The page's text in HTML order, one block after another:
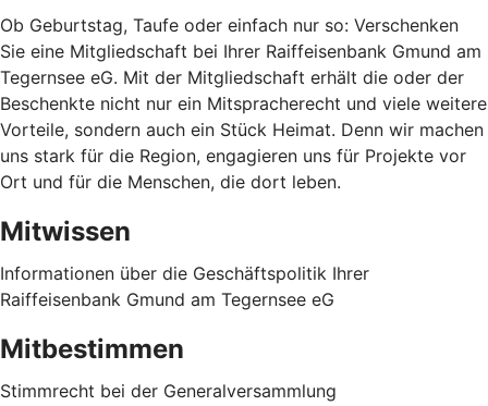
Ob Geburtstag, Taufe oder einfach nur so: Verschenken
Sie eine Mitgliedschaft bei Ihrer Raiffeisenbank Gmund am
Tegernsee eG. Mit der Mitgliedschaft erhält die oder der
Beschenkte nicht nur ein Mitspracherecht und viele weitere
Vorteile, sondern auch ein Stück Heimat. Denn wir machen
uns stark für die Region, engagieren uns für Projekte vor
Ort und für die Menschen, die dort leben.
Mitwissen
Informationen über die Geschäftspolitik Ihrer
Raiffeisenbank Gmund am Tegernsee eG
Mitbestimmen
Stimmrecht bei der Generalversammlung